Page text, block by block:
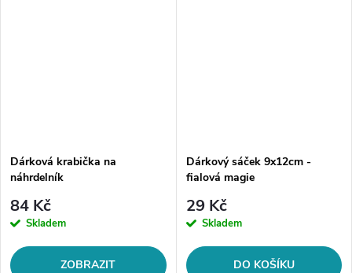
Dárková krabička na
náhrdelník
84 Kč
Skladem
ZOBRAZIT
Dárkový sáček 9x12cm -
fialová magie
29 Kč
Skladem
DO KOŠÍKU